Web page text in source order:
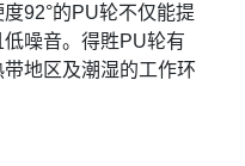
92°的PU轮不仅能提
噪音。得貹PU轮有
地区及潮湿的工作环